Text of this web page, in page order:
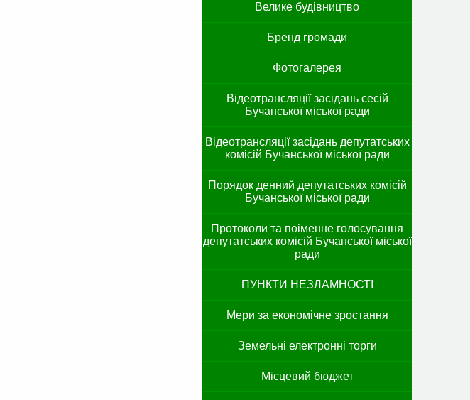
Велике будівництво
Бренд громади
Фотогалерея
Відеотрансляції засідань сесій
Бучанської міської ради
Відеотрансляції засідань депутатських
комісій Бучанської міської ради
Порядок денний депутатських комісій
Бучанської міської ради
Протоколи та поіменне голосування
депутатських комісій Бучанської міської
ради
ПУНКТИ НЕЗЛАМНОСТІ
Мери за економічне зростання
Земельні електронні торги
Місцевий бюджет